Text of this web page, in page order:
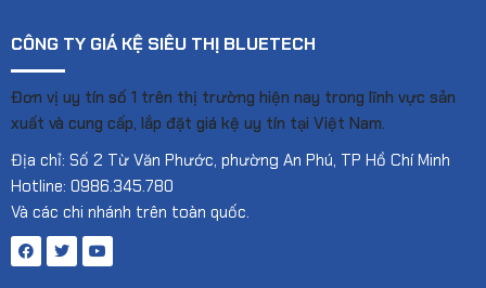
CÔNG TY GIÁ KỆ SIÊU THỊ BLUETECH
Đơn vị uy tín số 1 trên thị trường hiện nay trong lĩnh vực sản
xuất và cung cấp, lắp đặt giá kệ uy tín tại Việt Nam.
Địa chỉ: Số 2 Từ Văn Phước, phường An Phú, TP Hồ Chí Minh
Hotline: 0986.345.780
Và các chi nhánh trên toàn quốc.